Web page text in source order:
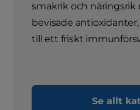
smakrik och näringsrik
bevisade
till ett friskt
Se allt